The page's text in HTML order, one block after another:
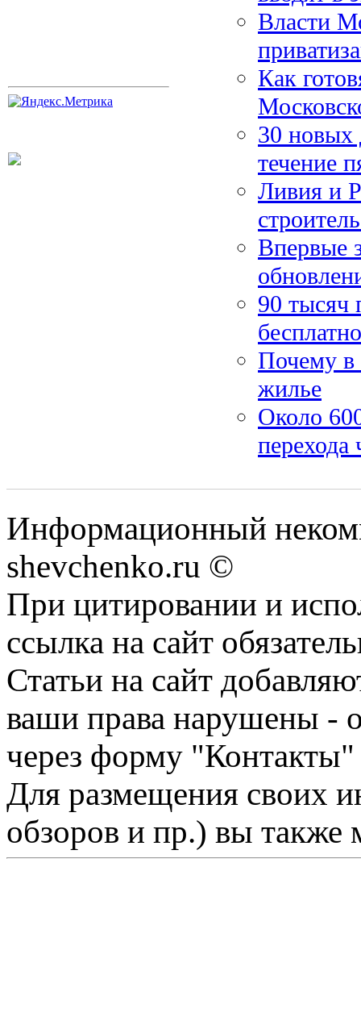
Власти
Как
30 новых
течение
Ливия и
Впервые
90 тысяч
бесплатно
Почему в
жилье
Около
перехода
Информационный
shevchenko.ru ©
При цитировании и
ссылка на сайт
Статьи на сайт
ваши права нарушены -
через форму "Контакты"
Для размещения своих
обзоров и пр.) вы также